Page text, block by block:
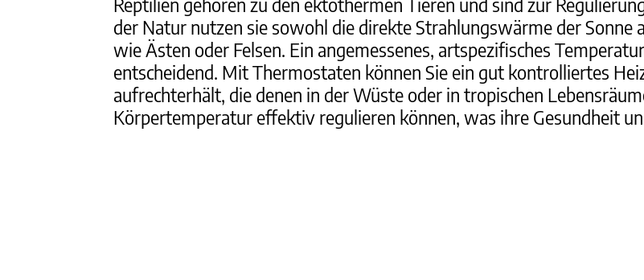
der Natur nutzen sie sowohl die direkte Strahlungswärme der
wie Ästen oder Felsen. Ein angemessenes, artspezifisches
entscheidend. Mit Thermostaten können Sie ein gut kontrolliertes
aufrechterhält, die denen in der Wüste oder in tropischen
Körpertemperatur effektiv regulieren können, was ihre Gesundheit